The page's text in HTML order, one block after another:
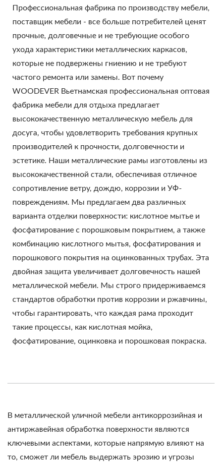
Профессиональная фабрика по производству мебели,
поставщик мебели - все больше потребителей ценят
прочные, долговечные и не требующие особого
ухода характеристики металлических каркасов,
которые не подвержены гниению и не требуют
частого ремонта или замены. Вот почему
WOODEVER Вьетнамская профессиональная оптовая
фабрика мебели для отдыха предлагает
высококачественную металлическую мебель для
досуга, чтобы удовлетворить требования крупных
производителей к прочности, долговечности и
эстетике. Наши металлические рамы изготовлены из
высококачественной стали, обеспечивая отличное
сопротивление ветру, дождю, коррозии и УФ-
повреждениям. Мы предлагаем два различных
варианта отделки поверхности: кислотное мытье и
фосфатирование с порошковым покрытием, а также
комбинацию кислотного мытья, фосфатирования и
порошкового покрытия на оцинкованных трубах. Эта
двойная защита увеличивает долговечность нашей
металлической мебели. Мы строго придерживаемся
стандартов обработки против коррозии и ржавчины,
чтобы гарантировать, что каждая рама проходит
такие процессы, как кислотная мойка,
фосфатирование, оцинковка и порошковая покраска.
В металлической уличной мебели антикоррозийная и
антиржавейная обработка поверхности являются
ключевыми аспектами, которые напрямую влияют на
то, сможет ли мебель выдержать эрозию и угрозы